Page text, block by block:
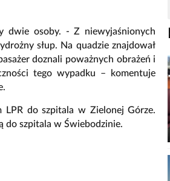
dwie osoby. - Z niewyjaśnionych
słup. Na quadzie znajdował
doznali poważnych obrażeń i
tego wypadku – komentuje
LPR do szpitala w Zielonej Górze.
do szpitala w Świebodzinie.